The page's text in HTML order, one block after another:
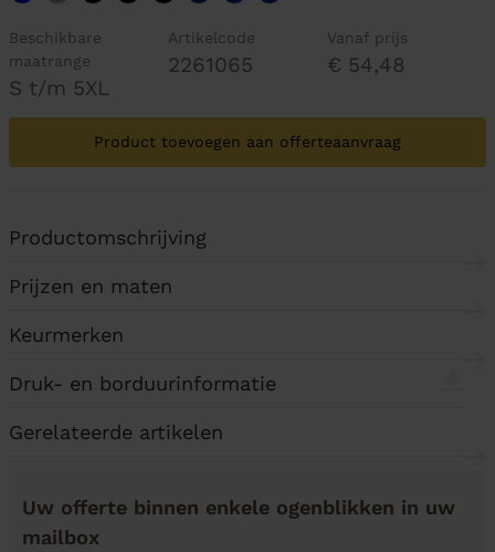
Beschikbare
maatrange
S t/m 5XL
Artikelcode
2261065
Vanaf prijs
€ 54,48
Product toevoegen aan offerteaanvraag
Productomschrijving
Prijzen en maten
Keurmerken
Druk- en borduurinformatie
Gerelateerde artikelen
Uw offerte binnen enkele ogenblikken in uw
mailbox